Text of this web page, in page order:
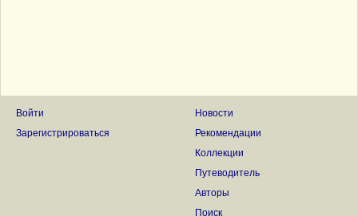
Войти
Зарегистрироваться
Новости
Рекомендации
Коллекции
Путеводитель
Авторы
Поиск